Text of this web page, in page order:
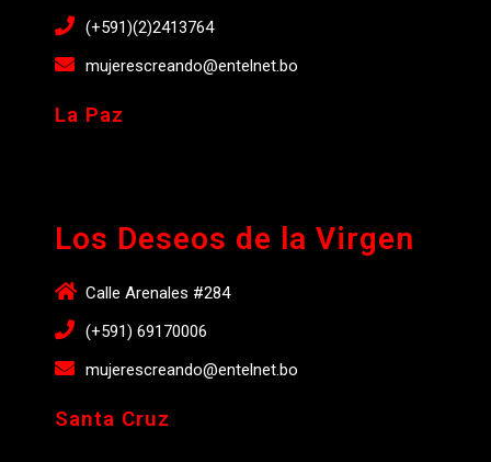
(+591)(2)2413764
mujerescreando@entelnet.bo
La Paz
Los Deseos de la Virgen
Calle Arenales #284
(+591) 69170006
mujerescreando@entelnet.bo
Santa Cruz